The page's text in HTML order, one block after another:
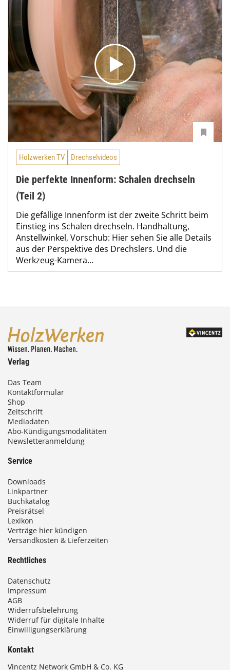
Holzwerken TV Drechselvideos
Die perfekte Innenform: Schalen drechseln
(Teil 2)
Die gefällige Innenform ist der zweite Schritt beim
Einstieg ins Schalen drechseln. Handhaltung,
Anstellwinkel, Vorschub: Hier sehen Sie alle Details
aus der Perspektive des Drechslers. Und die
Werkzeug-Kamera...
Verlag
Das Team
Kontaktformular
Shop
Zeitschrift
Mediadaten
Abo-Kündigungsmodalitäten
Newsletteranmeldung
Service
Downloads
Linkpartner
Buchkatalog
Preisrätsel
Lexikon
Verträge hier kündigen
Versandkosten & Lieferzeiten
Rechtliches
Datenschutz
Impressum
AGB
Widerrufsbelehrung
Widerruf für digitale Inhalte
Einwilligungserklärung
Kontakt
Vincentz Network GmbH & Co. KG